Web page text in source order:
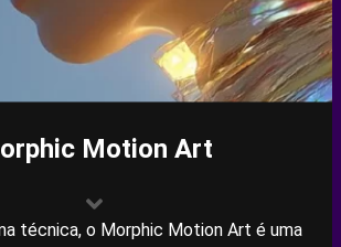
Motion Art
técnica, o Morphic Motion Art é uma